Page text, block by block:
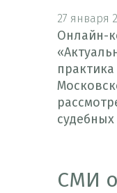
27 января
Онлайн-
судебных
СМИ